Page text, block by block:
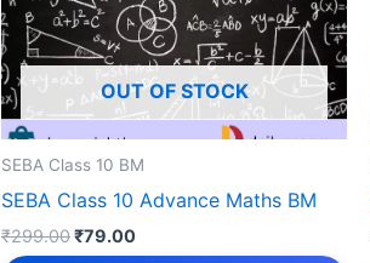
OUT OF STOCK
SEBA Class 10 BM
SEBA Class 10 Advance Maths BM
₹299.00Original
price
₹79.00Current
price